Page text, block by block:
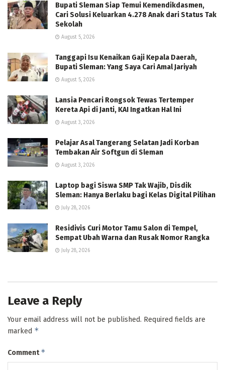
Bupati Sleman Siap Temui Kemendikdasmen,
Cari Solusi Keluarkan 4.278 Anak dari Status Tak
Sekolah
August 5, 2026
Tanggapi Isu Kenaikan Gaji Kepala Daerah,
Bupati Sleman: Yang Saya Cari Amal Jariyah
August 5, 2026
Lansia Pencari Rongsok Tewas Tertemper
Kereta Api di Janti, KAI Ingatkan Hal Ini
August 3, 2026
Pelajar Asal Tangerang Selatan Jadi Korban
Tembakan Air Softgun di Sleman
August 3, 2026
Laptop bagi Siswa SMP Tak Wajib, Disdik
Sleman: Hanya Berlaku bagi Kelas Digital Pilihan
July 28, 2026
Residivis Curi Motor Tamu Salon di Tempel,
Sempat Ubah Warna dan Rusak Nomor Rangka
July 28, 2026
Leave a Reply
Your email address will not be published. Required fields are
marked *
Comment*